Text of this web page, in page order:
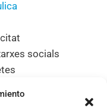
socials